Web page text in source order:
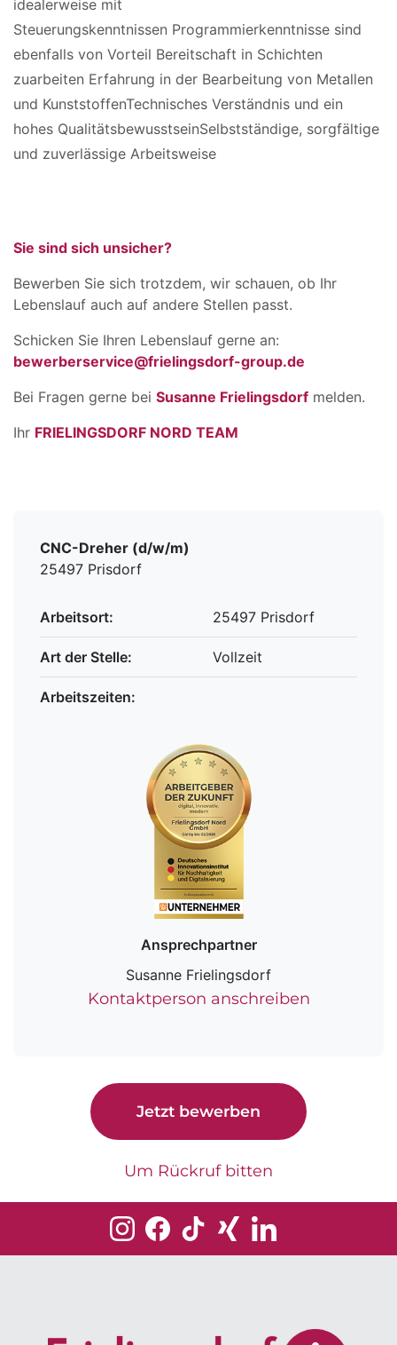
idealerweise mit
Steuerungskenntnissen Programmierkenntnisse sind
ebenfalls von Vorteil Bereitschaft in Schichten
zuarbeiten Erfahrung in der Bearbeitung von Metallen
und KunststoffenTechnisches Verständnis und ein
hohes QualitätsbewusstseinSelbstständige, sorgfältige
und zuverlässige Arbeitsweise
Sie sind sich unsicher?
Bewerben Sie sich trotzdem, wir schauen, ob Ihr
Lebenslauf auch auf andere Stellen passt.
Schicken Sie Ihren Lebenslauf gerne an:
bewerberservice@frielingsdorf-group.de
Bei Fragen gerne bei Susanne Frielingsdorf melden.
Ihr FRIELINGSDORF NORD TEAM
CNC-Dreher (d/w/m)
25497 Prisdorf
Arbeitsort: 25497 Prisdorf
Art der Stelle: Vollzeit
Arbeitszeiten:
Ansprechpartner
Susanne Frielingsdorf
Kontaktperson anschreiben
Jetzt bewerben
Um Rückruf bitten